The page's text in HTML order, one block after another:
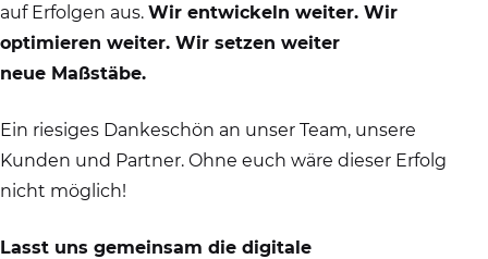
auf Erfolgen aus. Wir entwickeln weiter. Wir
optimieren weiter. Wir setzen weiter
neue Maßstäbe.
Ein riesiges Dankeschön an unser Team, unsere
Kunden und Partner. Ohne euch wäre dieser Erfolg
nicht möglich!
Lasst uns gemeinsam die digitale